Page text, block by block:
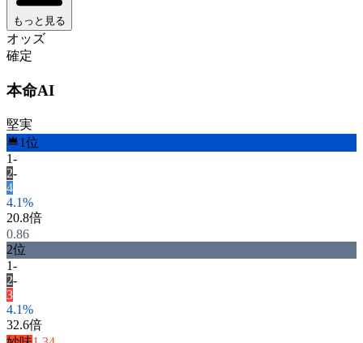
もっと見る
オッズ
確定
本命AI
堅実
1位
1-
2-
4
4.1%
20.8倍
0.86
2位
1-
2-
3
4.1%
32.6倍